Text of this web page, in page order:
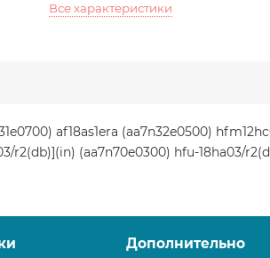
Все характеристики
af18as1era (aa7n32e0500)
r2(db)](in) (aa7n70e0300) hfu-18ha03/
Дополнительно